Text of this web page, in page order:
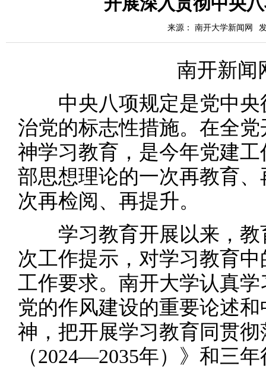
来源： 南开大学新闻网
南开新闻
中央八项规定是党中央
治党的标志性措施。在全
神学习教育，是今年党建
部思想理论的一次再教育
次再检阅、再提升。
学习教育开展以来，教
次工作提示，对学习教育
工作要求。南开大学认真
党的作风建设的重要论述
神，把开展学习教育同贯
（2024—2035年）》和三